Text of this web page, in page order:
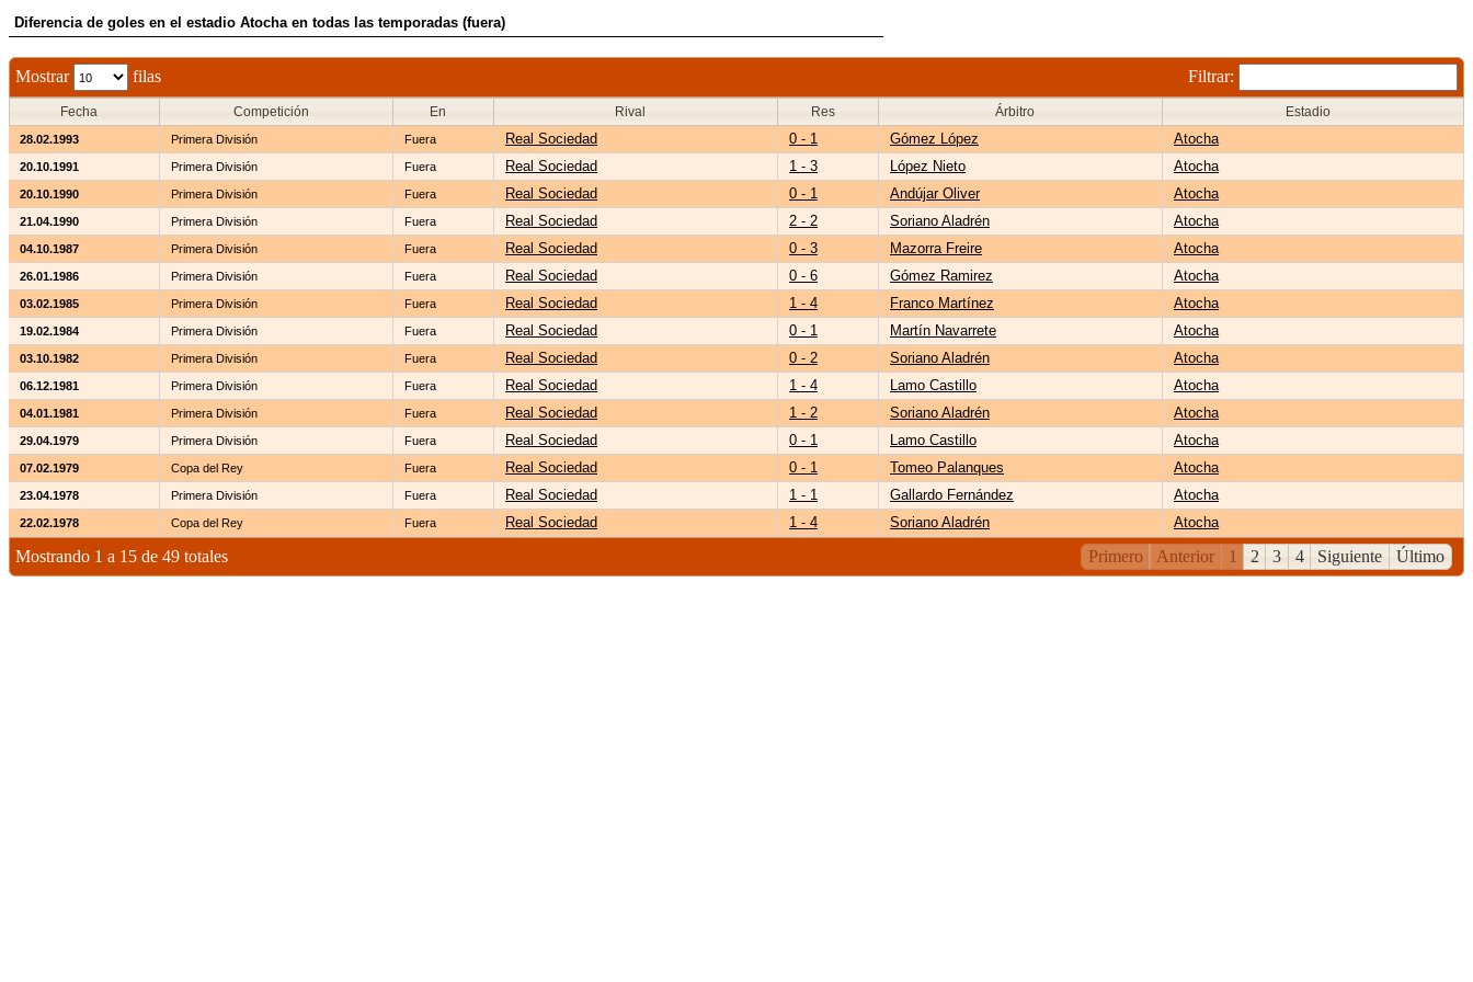
Diferencia de goles en el estadio Atocha en todas las temporadas (fuera)
Mostrar filas Filtrar:
Fecha Competición En Rival Res Árbitro Estadio
28.02.1993 Primera División Fuera Real Sociedad 0 - 1 Gómez López Atocha
20.10.1991 Primera División Fuera Real Sociedad 1 - 3 López Nieto Atocha
20.10.1990 Primera División Fuera Real Sociedad 0 - 1 Andújar Oliver Atocha
21.04.1990 Primera División Fuera Real Sociedad 2 - 2 Soriano Aladrén Atocha
04.10.1987 Primera División Fuera Real Sociedad 0 - 3 Mazorra Freire Atocha
26.01.1986 Primera División Fuera Real Sociedad 0 - 6 Gómez Ramirez Atocha
03.02.1985 Primera División Fuera Real Sociedad 1 - 4 Franco Martínez Atocha
19.02.1984 Primera División Fuera Real Sociedad 0 - 1 Martín Navarrete Atocha
03.10.1982 Primera División Fuera Real Sociedad 0 - 2 Soriano Aladrén Atocha
06.12.1981 Primera División Fuera Real Sociedad 1 - 4 Lamo Castillo Atocha
04.01.1981 Primera División Fuera Real Sociedad 1 - 2 Soriano Aladrén Atocha
29.04.1979 Primera División Fuera Real Sociedad 0 - 1 Lamo Castillo Atocha
07.02.1979 Copa del Rey Fuera Real Sociedad 0 - 1 Tomeo Palanques Atocha
23.04.1978 Primera División Fuera Real Sociedad 1 - 1 Gallardo Fernández Atocha
22.02.1978 Copa del Rey Fuera Real Sociedad 1 - 4 Soriano Aladrén Atocha
Mostrando 1 a 15 de 49 totales Primero Anterior 1 2 3 4 Siguiente Último